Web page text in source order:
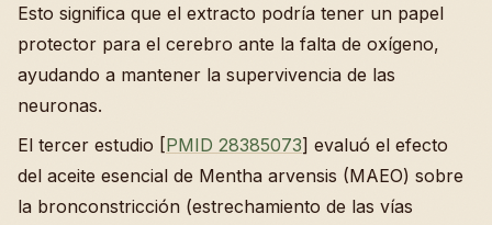
Esto significa que el extracto podría tener un papel
protector para el cerebro ante la falta de oxígeno,
ayudando a mantener la supervivencia de las
neuronas.
El tercer estudio [PMID 28385073] evaluó el efecto
del aceite esencial de Mentha arvensis (MAEO) sobre
la bronconstricción (estrechamiento de las vías